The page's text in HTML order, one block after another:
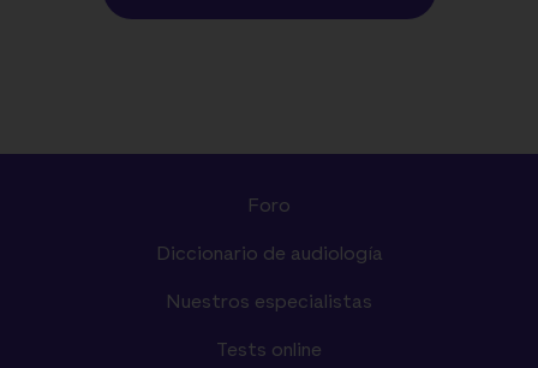
Foro
Diccionario de audiología
Nuestros especialistas
Tests online